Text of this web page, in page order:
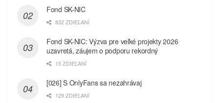
Fond SK-NIC
832 ZDIEĽANÍ
Fond SK-NIC: Výzva pre veľké projekty 2026
uzavretá, záujem o podporu rekordný
15 ZDIEĽANÍ
[026] S OnlyFans sa nezahrávaj
129 ZDIEĽANÍ